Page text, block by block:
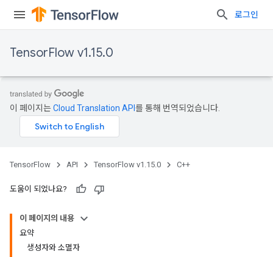
로그인
TensorFlow v1.15.0
이 페이지는Cloud Translation API 를 통해 번역되었습니다.
TensorFlow API TensorFlow v1.15.0 C++
도움이 되었나요?
이 페이지의 내용
요약
생성자와 소멸자